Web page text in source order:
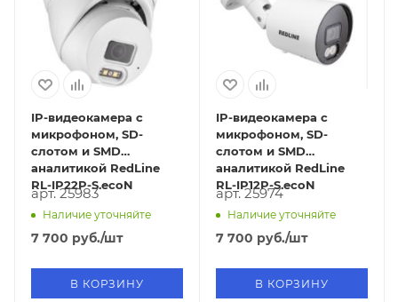
IP-видеокамера с
микрофоном, SD-
слотом и SMD
аналитикой RedLine
RL-IP22P-S.ecoN
арт. 25983
Наличие уточняйте
7 700 руб./шт
В КОРЗИНУ
IP-видеокамера с
микрофоном, SD-
слотом и SMD
аналитикой RedLine
RL-IP12P-S.ecoN
арт. 25974
Наличие уточняйте
7 700 руб./шт
В КОРЗИНУ